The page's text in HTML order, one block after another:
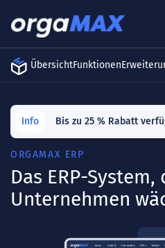
ÜbersichtFunktionen
Info Bis zu 25 % Rabatt
ORGAMAX ERP
Das ERP-
Unternehmen